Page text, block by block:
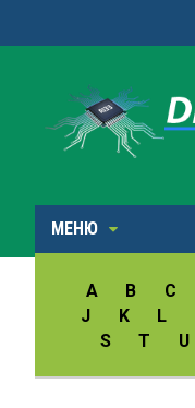
МЕНЮ
A B C
J
K L
S
T U